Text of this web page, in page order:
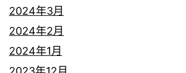
2024年3月
2024年2月
2024年1月